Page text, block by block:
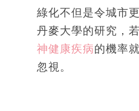
綠化不但是令城市
丹麥大學的研究，
神健康疾病的機率
忽視。